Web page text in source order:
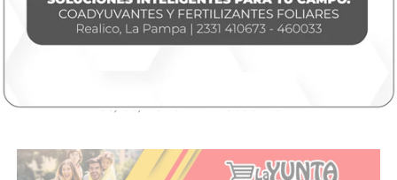
Hirió de una puñalada a otro hombre
INFOtec 4.0
06/08/2026